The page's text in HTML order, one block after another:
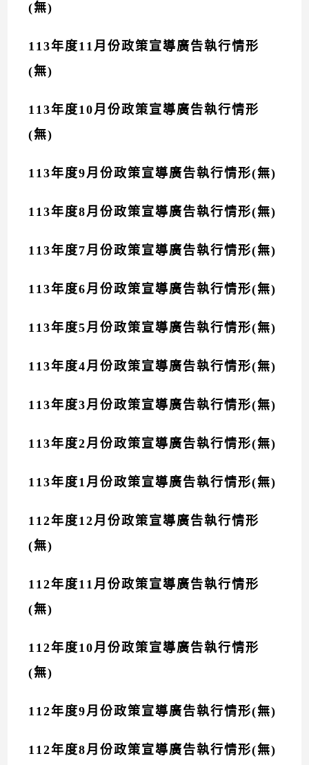
(無)
113年度11月份政策宣導廣告執行情形
(無)
113年度10月份政策宣導廣告執行情形
(無)
113年度9月份政策宣導廣告執行情形(無)
113年度8月份政策宣導廣告執行情形(無)
113年度7月份政策宣導廣告執行情形(無)
113年度6月份政策宣導廣告執行情形(無)
113年度5月份政策宣導廣告執行情形(無)
113年度4月份政策宣導廣告執行情形(無)
113年度3月份政策宣導廣告執行情形(無)
113年度2月份政策宣導廣告執行情形(無)
113年度1月份政策宣導廣告執行情形(無)
112年度12月份政策宣導廣告執行情形
(無)
112年度11月份政策宣導廣告執行情形
(無)
112年度10月份政策宣導廣告執行情形
(無)
112年度9月份政策宣導廣告執行情形(無)
112年度8月份政策宣導廣告執行情形(無)